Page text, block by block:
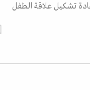
تشكيل علاقة الطفل